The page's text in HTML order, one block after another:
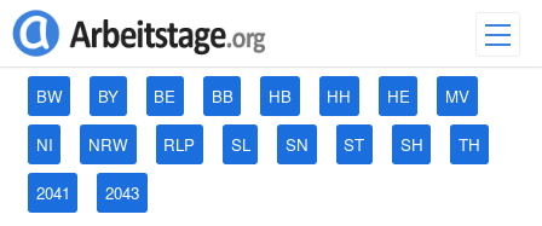
BW BY BE BB HB HH HE MV
NI NRW RLP SL SN ST SH TH
2041 2043